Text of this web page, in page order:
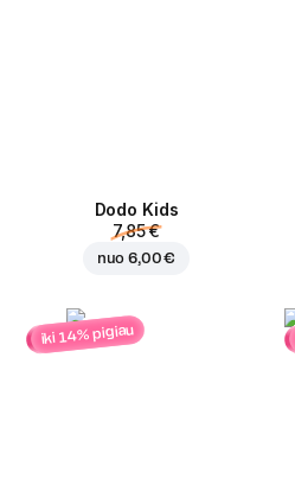
Dodo Kids
7,85 €
nuo6,00 €
iki 14% pigiau